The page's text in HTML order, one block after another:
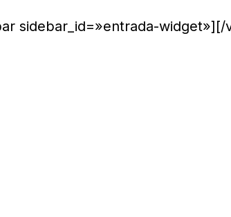
sidebar_id=»entrada-widget»][/